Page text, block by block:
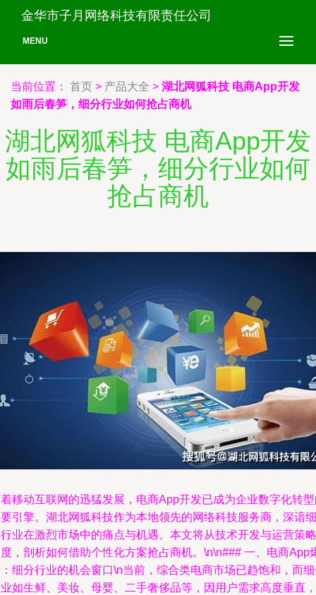
金华市子月网络科技有限责任公司
MENU
当前位置： 首页 > 产品大全 > 湖北网狐科技 电商App开发
如雨后春笋，细分行业如何抢占商机
湖北网狐科技 电商App开发
如雨后春笋，细分行业如何
抢占商机
移动互联网的迅猛发展，电商App开发已成为企业数字化转
引擎。湖北网狐科技作为本地领先的网络科技服务商，深谙细
业在激烈市场中的痛点与机遇。本文将从技术开发与运营策略
，剖析如何借助个性化方案抢占商机。\n\n### 一、电商App
细分行业的机会窗口\n当前，综合类电商市场已趋饱和，而
如生鲜、美妆、母婴、二手奢侈品等，因用户需求高度垂直，